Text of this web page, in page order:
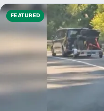
FEATURED